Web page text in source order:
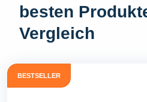
besten
Vergleich
BESTSELLER